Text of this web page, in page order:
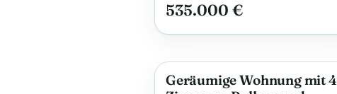
535.000 €
Anzeige
Geräumige Wohnung mit 4